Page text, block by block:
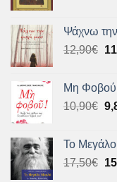
Ψάχνω
12,90€
Μη
10,90€
Το
17,50€